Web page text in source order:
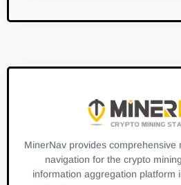
MinerNav provides comprehensive
navigation for the crypto
information aggregation platform